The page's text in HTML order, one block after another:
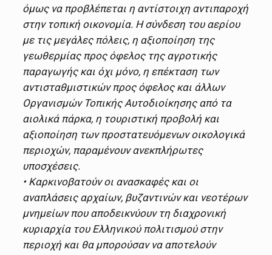
όμως να προβλέπεται η αντίστοιχη αντιπαροχή
στην τοπική οικονομία. Η σύνδεση του αερίου
με τις μεγάλες πόλεις, η αξιοποίηση της
γεωθερμίας προς όφελος της αγροτικής
παραγωγής και όχι μόνο, η επέκταση των
αντισταθμιστικών προς όφελος και άλλων
Οργανισμών Τοπικής Αυτοδιοίκησης από τα
αιολικά πάρκα, η τουριστική προβολή και
αξιοποίηση των προστατευόμενων οικολογικά
περιοχών, παραμένουν ανεκπλήρωτες
υποσχέσεις.
• Καρκινοβατούν οι ανασκαφές και οι
αναπλάσεις αρχαίων, βυζαντινών και νεοτέρων
μνημείων που αποδεικνύουν τη διαχρονική
κυριαρχία του Ελληνικού πολιτισμού στην
περιοχή και θα μπορούσαν να αποτελούν